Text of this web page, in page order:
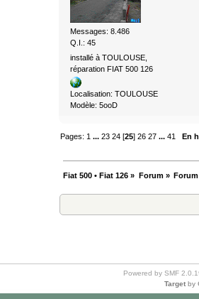
Messages: 8.486
Q.I.: 45
installé à TOULOUSE,
réparation FIAT 500 126
Localisation: TOULOUSE
Modèle: 5ooD
Pages: 1 ...23 24 [25]26 27 ...41 En
Fiat 500 • Fiat 126 » Forum»
Powered by SMF
Target by